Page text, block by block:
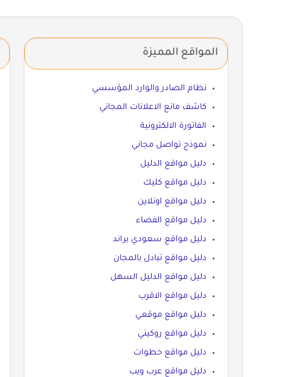
المواقع المميزة
نظام الصادر والوارد المؤسسي
كاشف مانع الاعلانات المجاني
الفاتورة الالكترونية
نموذج تواصل مجاني
دليل مواقع الدليل
دليل مواقع كليك
دليل مواقع اونلاين
دليل مواقع الفضاء
دليل مواقع سعودي براند
دليل مواقع تبادل بالمجان
دليل مواقع الدليل السهل
دليل مواقع الاقرب
دليل مواقع موقعي
دليل مواقع روكيني
دليل مواقع خطوات
دليل مواقع عرب ويب